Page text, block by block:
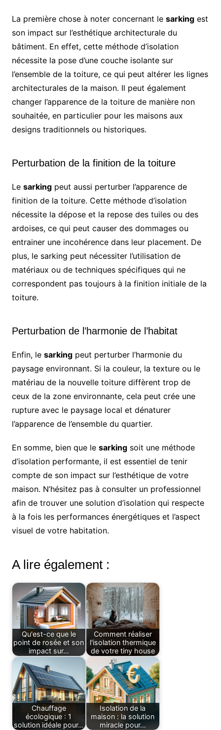
La première chose à noter concernant le sarkingest
son impact sur l’esthétique architecturale du
bâtiment. En effet, cette méthode d’isolation
nécessite la pose d’une couche isolante sur
l’ensemble de la toiture, ce qui peut altérer les lignes
architecturales de la maison. Il peut également
changer l’apparence de la toiture de manière non
souhaitée, en particulier pour les maisons aux
designs traditionnels ou historiques.
Perturbation de la finition de la toiture
Le sarkingpeut aussi perturber l’apparence de
finition de la toiture. Cette méthode d’isolation
nécessite la dépose et la repose des tuiles ou des
ardoises, ce qui peut causer des dommages ou
entrainer une incohérence dans leur placement. De
plus, le sarking peut nécessiter l’utilisation de
matériaux ou de techniques spécifiques qui ne
correspondent pas toujours à la finition initiale de la
toiture.
Perturbation de l’harmonie de l’habitat
Enfin, le sarkingpeut perturber l’harmonie du
paysage environnant. Si la couleur, la texture ou le
matériau de la nouvelle toiture diffèrent trop de
ceux de la zone environnante, cela peut crée une
rupture avec le paysage local et dénaturer
l’apparence de l’ensemble du quartier.
En somme, bien que le sarkingsoit une méthode
d’isolation performante, il est essentiel de tenir
compte de son impact sur l’esthétique de votre
maison. N’hésitez pas à consulter un professionnel
afin de trouver une solution d’isolation qui respecte
à la fois les performances énergétiques et l’aspect
visuel de votre habitation.
A lire également :
Qu'est-ce que le
point de rosée et son
impact sur…
Comment réaliser
l'isolation thermique
de votre tiny house
Chauffage
écologique : 1
solution idéale pour…
Isolation de la
maison : la solution
miracle pour…